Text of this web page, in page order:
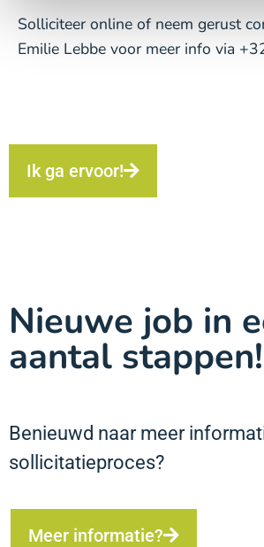
Solliciteer online of neem gerust
Emilie Lebbe voor meer info via
Ik ga ervoor!
Nieuwe job in
aantal stappen!
Benieuwd naar meer
sollicitatieproces?
Meer informatie?